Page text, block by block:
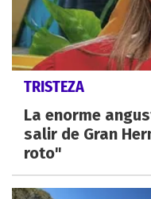
TRISTEZA
La enorme
salir de Gran
roto"